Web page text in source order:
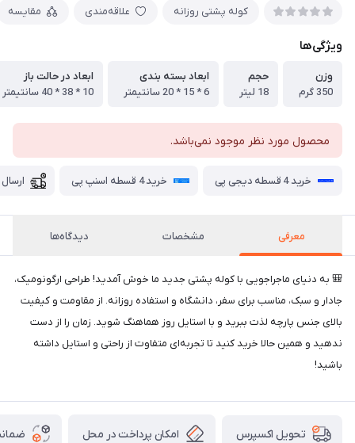
کوله پشتی روزانه علاقه‌مندی مقایسه
ویژگی‌ها
وزن
350 گرم
حجم
18 لیتر
ابعاد بسته بندی
6 * 15 * 20 سانتیمتر
ابعاد در حالت باز
10 * 38 * 40 سانتیمتر
محصول مورد نظر موجود نمی‌باشد.
خرید 4 قسطه دیجی پی خرید 4 قسطه اسنپ پی
معرفی مشخصات دیدگاه‌ها
🎒 به دنیای ماجراجویی با کوله پشتی جدید ما خوش آمدید! طراحی ارگونومیک،
جادار و سبک، مناسب برای سفر، دانشگاه و استفاده روزانه. از مقاومت و کیفیت
بالای جنس پارچه لذت ببرید و با استایل روز هماهنگ شوید. زمان را از دست
ندهید و همین حالا خرید کنید تا تجربه‌ای متفاوت از راحتی و استایل داشته
باشید!
تحویل اکسپرس امکان پرداخت در محل